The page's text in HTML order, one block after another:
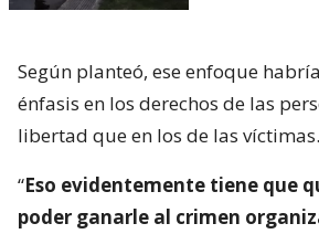
Según planteó, ese enfoque
énfasis en los derechos de las
libertad que en los de las víctimas.
“Eso evidentemente tiene que
poder ganarle al crimen